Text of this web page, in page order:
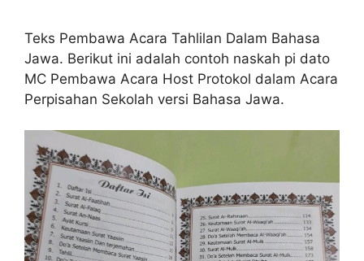
Teks Pembawa Acara Tahlilan Dalam Bahasa
Jawa. Berikut ini adalah contoh naskah pi dato
MC Pembawa Acara Host Protokol dalam Acara
Perpisahan Sekolah versi Bahasa Jawa.